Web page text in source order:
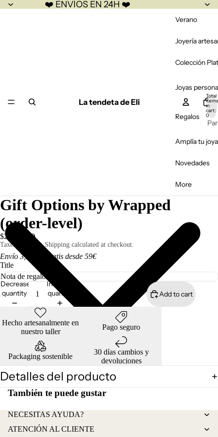
❤️ ENVÍOS EN 24H ❤️
La tendeta de Eli
Verano
Joyería
Colección
Joyas
Regalos
Amplía tu joya
Novedades
More
Total
items
in
cart:
0
Open
full
Gift Options by Wrapped
(order-level)
$2.00 USD
Taxes included. Shipping calculated at checkout.
Envío 3,50€ I Gratis desde 59€
Title
Decrease
quantity
Increase
quantity
Add to cart
Hecho artesanalmente en
nuestro taller
Pago seguro
Packaging sostenible
30 días cambios y
devoluciones
Detalles del producto
También te puede gustar
NECESITAS AYUDA?
ATENCIÓN AL CLIENTE
Refund policy
Privacy policy